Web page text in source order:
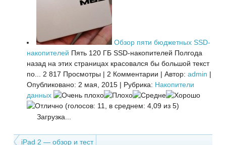
Обзор пяти бюджетных SSD-
накопителей Пять 120 ГБ SSD-накопителей Полгода
назад на этих страницах красовался бы большой текст
по...
2 817 Просмотры | 2 Комментарии | Автор: admin |
Опубликовано: 2 мая, 2015 | Рубрика: Накопители
данных
(голосов: 11, в среднем: 4,09 из 5)
Загрузка...
iPad 2 — обзор и тест